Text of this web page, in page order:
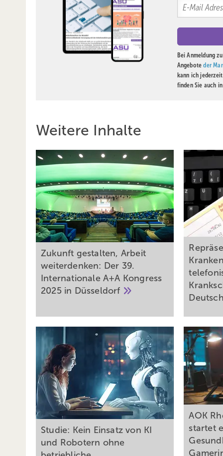
Bei Anmeldung
Angeboteder
kann ich
finden Sie auch
Weitere Inhalte
Zukunft gestalten, Arbeit
weiterdenken: Der 39.
Internationale A+A Kongress
2025 in Düsseldorf
Studie: Kein Einsatz von KI
und Robotern ohne
AOK
startet